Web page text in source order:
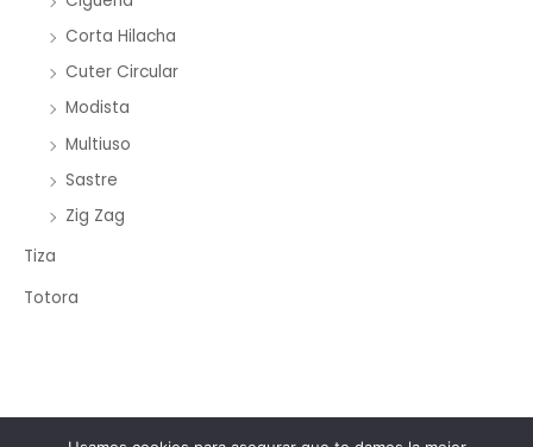
Corta Hilacha
Cuter Circular
Modista
Multiuso
Sastre
Zig Zag
Tiza
Totora